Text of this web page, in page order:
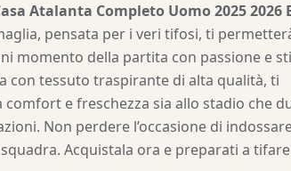
Atalanta Completo Uomo 2025 2026
pensata per i veri tifosi, ti
momento della partita con passione e
con tessuto traspirante di alta qualità, ti
comfort e freschezza sia allo stadio che
Non perdere l’occasione di
Acquistala ora e preparati a